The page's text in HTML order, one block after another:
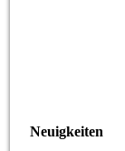
Neuigkeiten